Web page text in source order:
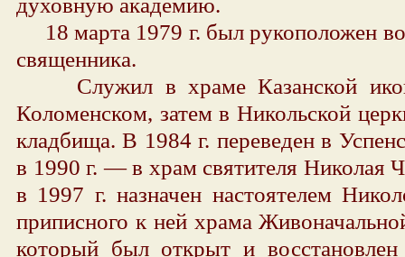
18 марта 1979 г. был рукоположен
священника.
Служил в храме Казанской
Коломенском, затем в Никольской
кладбища. В 1984 г. переведен в
в 1990 г. — в храм святителя Николая
в 1997 г. назначен настоятелем
приписного к ней храма
который был открыт и